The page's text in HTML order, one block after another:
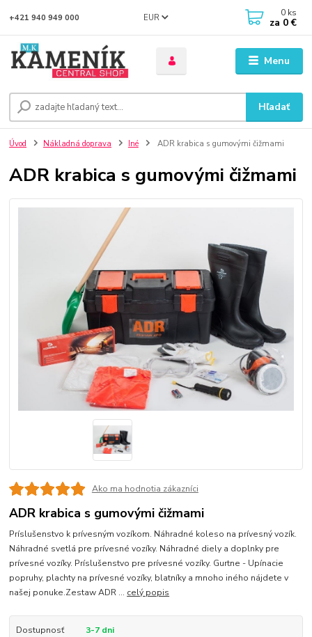
Menu
EUR
Hľadať
+421 940 949 000 0 ks
za 0 €
Úvod Nákladná doprava Iné ADR krabica s gumovými čižmami
ADR krabica s gumovými čižmami
Ako ma hodnotia zákazníci
ADR krabica s gumovými čižmami
Príslušenstvo k prívesným vozíkom. Náhradné koleso na prívesný vozík.
Náhradné svetlá pre prívesné vozíky. Náhradné diely a doplnky pre
prívesné vozíky. Príslušenstvo pre prívesné vozíky. Gurtne - Upínacie
popruhy, plachty na prívesné vozíky, blatníky a mnoho iného nájdete v
našej ponuke.Zestaw ADR ... celý popis
Dostupnosť 3-7 dni